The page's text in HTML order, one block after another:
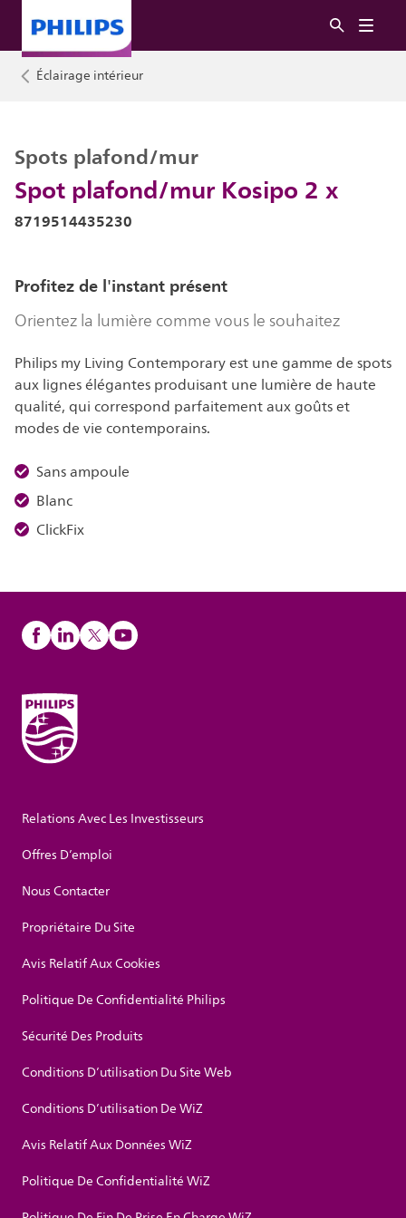
Éclairage intérieur
Spot plafond/mur Kosipo 2 x
Spots plafond/mur
8719514435230
Profitez de l'instant présent
Orientez la lumière comme vous le souhaitez
Philips my Living Contemporary est une gamme de spots
aux lignes élégantes produisant une lumière de haute
qualité, qui correspond parfaitement aux goûts et
modes de vie contemporains.
Sans ampoule
Blanc
ClickFix
Relations Avec Les Investisseurs
Offres D’emploi
Nous Contacter
Propriétaire Du Site
Avis Relatif Aux Cookies
Politique De Confidentialité Philips
Sécurité Des Produits
Conditions D’utilisation Du Site Web
Conditions D’utilisation De WiZ
Avis Relatif Aux Données WiZ
Politique De Confidentialité WiZ